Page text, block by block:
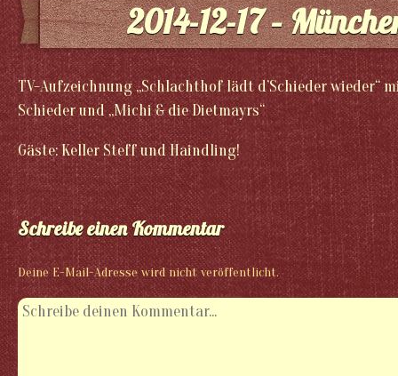
2014-12-17 –
TV-Aufzeichnung „Schlachthof lädt d’Schieder wieder“
Schieder und „Michi & die Dietmayrs“
Gäste: Keller Steff und Haindling!
Schreibe einen Kommentar
Deine E-Mail-Adresse wird nicht veröffentlicht.